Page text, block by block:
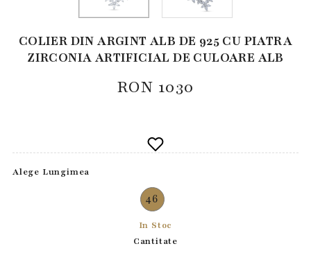
COLIER DIN ARGINT ALB DE 925 CU PIATRA
ZIRCONIA ARTIFICIAL DE CULOARE ALB
RON 1030
Alege Lungimea
46
In Stoc
Cantitate